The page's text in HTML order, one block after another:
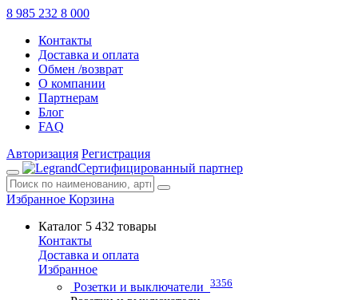
8 985 232 8 000
Контакты
Доставка и оплата
Обмен /возврат
О компании
Партнерам
Блог
FAQ
Авторизация Регистрация
Сертифицированный партнер
Избранное Корзина
Каталог 5 432 товары
Контакты
Доставка и оплата
Избранное
Розетки и выключатели 3356